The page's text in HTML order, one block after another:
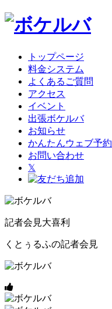
トップページ
料金システム
よくあるご質問
アクセス
イベント
出張ボケルバ
お知らせ
かんたんウェブ予約
お問い合わせ
𝕏
記者会見大喜利
くとぅるふの記者会見